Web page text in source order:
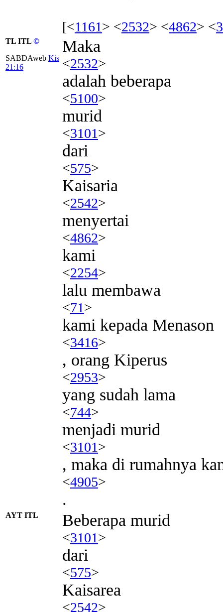
[<1161> <2532> <4862> <
TL ITL ©
SABDAweb Kis
21:16
Maka
<2532>
adalah beberapa
<5100>
murid
<3101>
dari
<575>
Kaisaria
<2542>
menyertai
<4862>
kami
<2254>
lalu membawa
<71>
kami kepada Menason
<3416>
, orang Kiperus
<2953>
yang sudah lama
<744>
menjadi murid
<3101>
, maka di rumahnya
<4905>
.
AYT ITL Beberapa murid
<3101>
dari
<575>
Kaisarea
<2542>